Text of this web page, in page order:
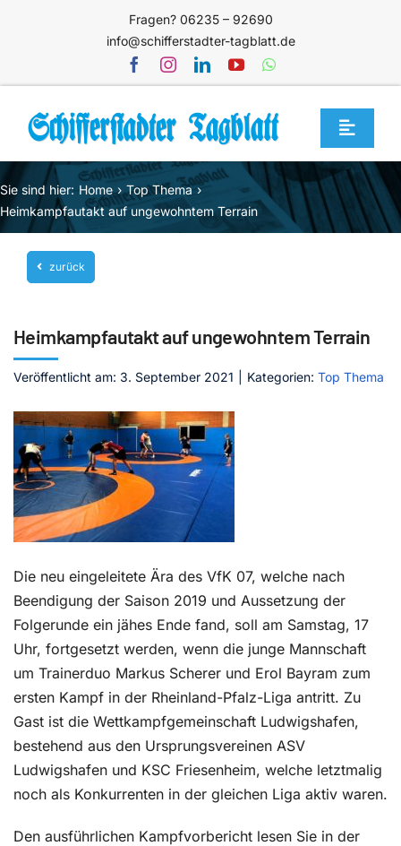
Fragen? 06235 – 92690
info@schifferstadter-tagblatt.de
Toggle
Home
Themen
Blog
Unternehmen
Mediathek
Kontakt
Sie sind hier: Home
Top Thema
Heimkampfautakt auf ungewohntem Terrain
zurück
Heimkampfautakt auf ungewohntem Terrain
Veröffentlicht am: 3. September 2021 Kategorien: Top Thema
Die neu eingeleitete Ära des VfK 07, welche nach
Beendigung der Saison 2019 und Aussetzung der
Folgerunde ein jähes Ende fand, soll am Samstag, 17
Uhr, fortgesetzt werden, wenn die junge Mannschaft
um Trainerduo Markus Scherer und Erol Bayram zum
ersten Kampf in der Rheinland-Pfalz-Liga antritt. Zu
Gast ist die Wettkampfgemeinschaft Ludwigshafen,
bestehend aus den Ursprungsvereinen ASV
Ludwigshafen und KSC Friesenheim, welche letztmalig
noch als Konkurrenten in der gleichen Liga aktiv waren.
Den ausführlichen Kampfvorbericht lesen Sie in der